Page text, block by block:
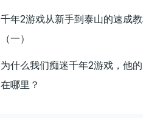
千年2游戏从新手到泰山的速成
（一）
为什么我们痴迷千年2游戏，他
在哪里？